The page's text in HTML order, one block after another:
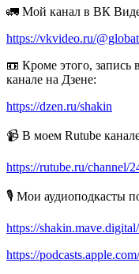
🚛 Мой канал в ВК
https://vkvideo.ru/
📼 Кроме этого, запись
канале на Дзене:
https://dzen.ru/shakin
📹 В моем Rutube
https://rutube.ru/channel/
🎙 Мои аудиоподкасты
https://shakin.mave.digital/
https://